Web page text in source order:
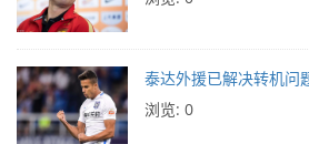
泰达外援已解决转机问
浏览: 0